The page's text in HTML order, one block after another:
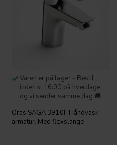
Varen er på lager - Bestil
inden kl 16:00 på hverdage,
og vi sender samme dag 🚚
Oras SAGA 3910F Håndvask
armatur. Med flexslange